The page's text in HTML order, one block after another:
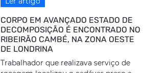
CORPO EM AVANÇADO ESTADO DE
DECOMPOSIÇÃO É ENCONTRADO NO
RIBEIRÃO CAMBÉ, NA ZONA OESTE
DE LONDRINA
Trabalhador que realizava serviço de